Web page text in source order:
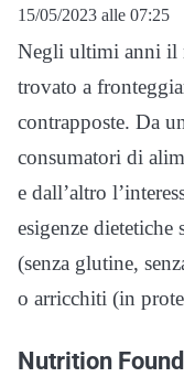
15/05/2023 alle 07:25
Negli ultimi anni il
trovato a
contrapposte. Da
consumatori di
e dall’altro
esigenze dietetiche
(senza glutine,
o arricchiti (in
Nutrition